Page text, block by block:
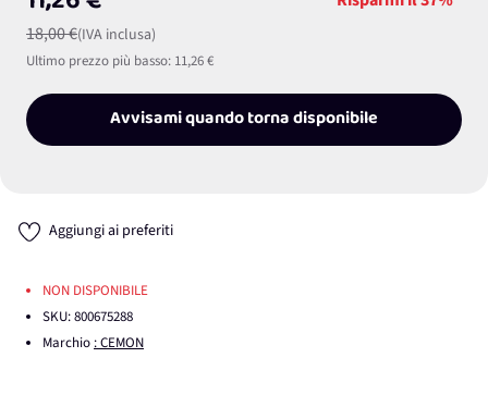
18,00 €(IVA inclusa)
Ultimo prezzo più basso: 11,26 €
Avvisami quando torna disponibile
Aggiungi ai preferiti
NON DISPONIBILE
SKU:800675288
Marchio : CEMON